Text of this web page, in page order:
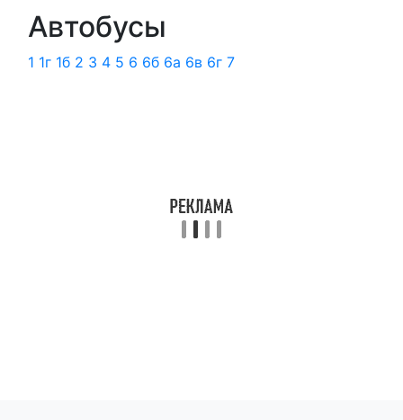
Автобусы
1 1г 1б 2 3 4 5 6 6б 6а 6в 6г 7